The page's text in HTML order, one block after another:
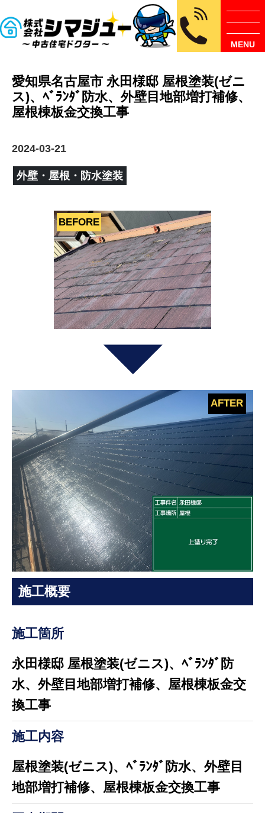
MENU
愛知県名古屋市 永田様邸 屋根塗装(ゼニ
ス)、ﾍﾞﾗﾝﾀﾞ防水、外壁目地部増打補修、
屋根棟板金交換工事
2024-03-21
外壁・屋根・防水塗装
施工概要
施工箇所
永田様邸 屋根塗装(ゼニス)、ﾍﾞﾗﾝﾀﾞ防
水、外壁目地部増打補修、屋根棟板金交
換工事
施工内容
屋根塗装(ゼニス)、ﾍﾞﾗﾝﾀﾞ防水、外壁目
地部増打補修、屋根棟板金交換工事